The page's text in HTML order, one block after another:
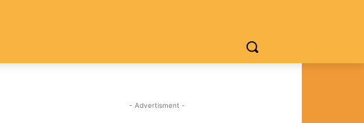
- Advertisment -